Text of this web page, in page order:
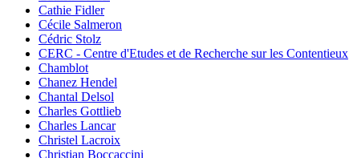
Cathie Fidler
Cécile Salmeron
Cédric Stolz
CERC - Centre d'Etudes et de Recherche sur les Contentieux
Chamblot
Chanez Hendel
Chantal Delsol
Charles Gottlieb
Charles Lancar
Christel Lacroix
Christian Boccaccini